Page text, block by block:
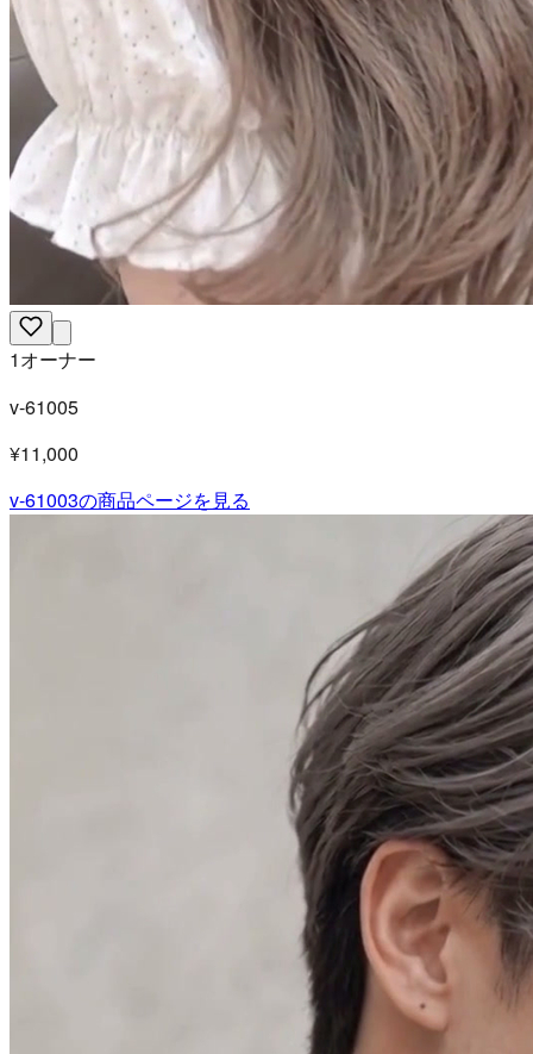
1オーナー
v-61005
¥11,000
v-61003の商品ページを見る